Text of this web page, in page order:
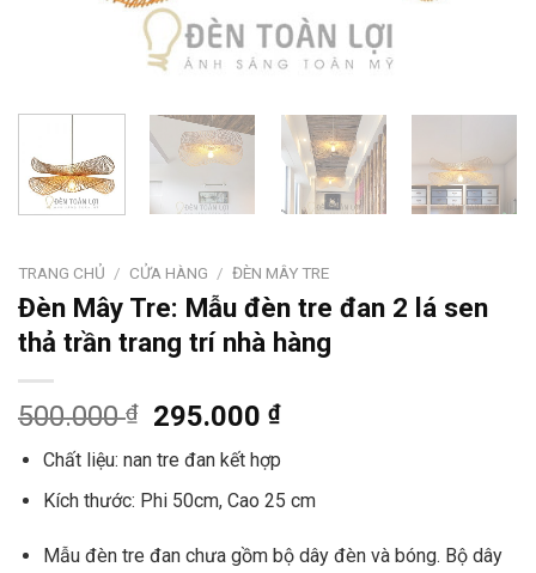
TRANG CHỦ / CỬA HÀNG / ĐÈN MÂY TRE
Đèn Mây Tre: Mẫu đèn tre đan 2 lá sen
thả trần trang trí nhà hàng
500.000₫ 295.000₫
Chất liệu: nan tre đan kết hợp
Kích thước: Phi 50cm, Cao 25 cm
Mẫu đèn tre đan chưa gồm bộ dây đèn và bóng. Bộ dây